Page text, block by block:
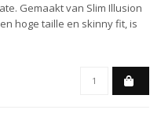
Gemaakt van Slim Illusion
hoge taille en skinny fit, is
chic. 7 For All Mankind jeans